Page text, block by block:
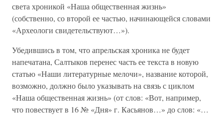
света хроникой «Наша общественная жизнь»
(собственно, со второй ее частью, начинающейся словами
«Археологи свидетельствуют…»).
Убедившись в том, что апрельская хроника не будет
напечатана, Салтыков перенес часть ее текста в новую
статью «Наши литературные мелочи», название которой,
возможно, должно было указывать на связь с циклом
«Наша общественная жизнь» (от слов: «Вот, например,
что повествует в 16 № «Дня» г. Касьянов…» до слов: «…